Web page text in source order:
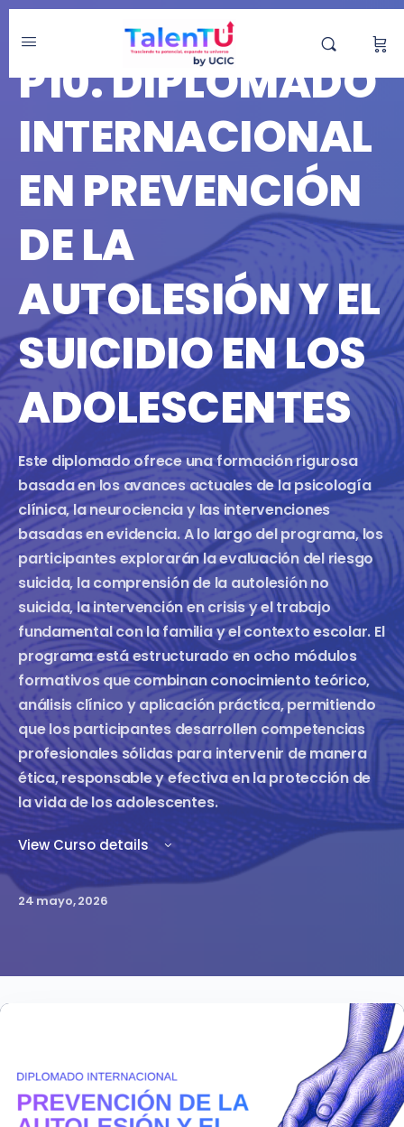
DIPLOMADO
P10. DIPLOMADO
INTERNACIONAL
EN PREVENCIÓN
DE LA
AUTOLESIÓN Y EL
SUICIDIO EN LOS
ADOLESCENTES
Este diplomado ofrece una formación rigurosa
basada en los avances actuales de la psicología
clínica, la neurociencia y las intervenciones
basadas en evidencia. A lo largo del programa, los
participantes explorarán la evaluación del riesgo
suicida, la comprensión de la autolesión no
suicida, la intervención en crisis y el trabajo
fundamental con la familia y el contexto escolar. El
programa está estructurado en ocho módulos
formativos que combinan conocimiento teórico,
análisis clínico y aplicación práctica, permitiendo
que los participantes desarrollen competencias
profesionales sólidas para intervenir de manera
ética, responsable y efectiva en la protección de
la vida de los adolescentes.
View Curso details
24 mayo, 2026